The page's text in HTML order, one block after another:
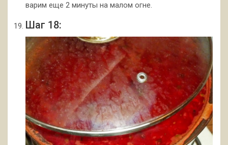
варим еще 2 минуты на малом огне.
Шаг 18: